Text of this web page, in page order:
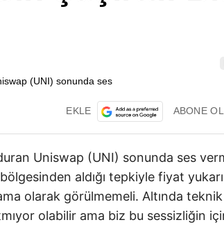
EKLE ABONE OL
Uniswap (UNI) sonunda ses
aldığı tepkiyle fiyat
olarak görülmemeli. Altında
olabilir ama biz bu sessizliğin